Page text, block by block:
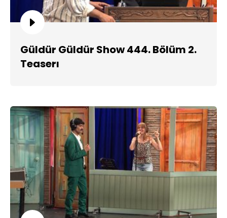
Güldür Güldür Show 444. Bölüm 2.
Teaserı